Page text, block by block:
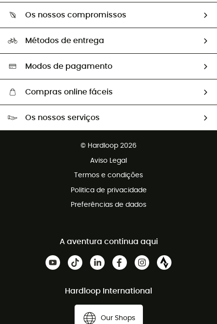
Guia de tamanhos
Trocas & Devoluções
Os nossos embaixadores
Os nossos compromissos
Seleção eco-responsável
Métodos de entrega
Modos de pagamento
Compras online fáceis
Devoluções gratuitas em 100 dias
Os nossos serviços
© Hardloop 2026
Aviso Legal
Termos e condições
Politica de privacidade
Preferências de dados
A aventura continua aqui
Hardloop International
Our Shops